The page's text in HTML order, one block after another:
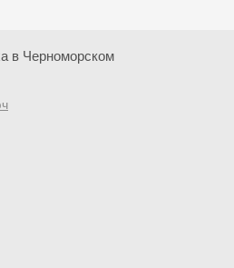
в Черноморском
−5%
Оставь почту и получи
бронирование!